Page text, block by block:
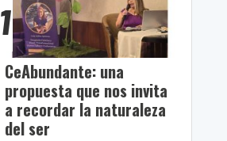
1
CeAbundante: una
propuesta que nos invita
a recordar la naturaleza
del ser